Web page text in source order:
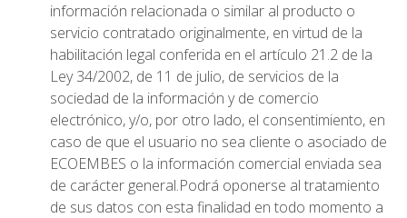
información relacionada o similar al producto o
servicio contratado originalmente, en virtud de la
habilitación legal conferida en el artículo 21.2 de la
Ley 34/2002, de 11 de julio, de servicios de la
sociedad de la información y de comercio
electrónico, y/o, por otro lado, el consentimiento, en
caso de que el usuario no sea cliente o asociado de
ECOEMBES o la información comercial enviada sea
de carácter general.Podrá oponerse al tratamiento
de sus datos con esta finalidad en todo momento a